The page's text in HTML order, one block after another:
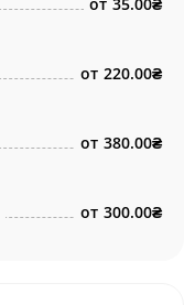
от 220.00₴
от 380.00₴
от 300.00₴